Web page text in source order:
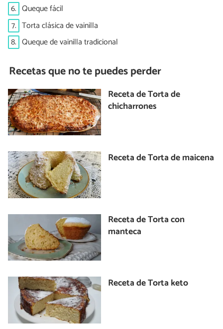
6. Queque fácil
7. Torta clásica de vainilla
8. Queque de vainilla tradicional
Recetas que no te puedes perder
Receta de Torta de
chicharrones
Receta de Torta de maicena
Receta de Torta con
manteca
Receta de Torta keto